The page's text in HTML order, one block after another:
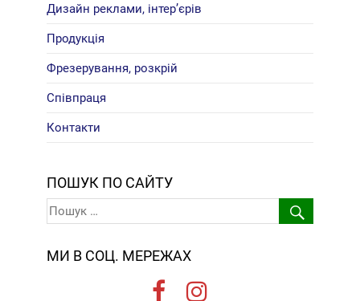
Дизайн реклами, інтер’єрів
Продукція
Фрезерування, розкрій
Співпраця
Контакти
ПОШУК ПО САЙТУ
МИ В СОЦ. МЕРЕЖАХ